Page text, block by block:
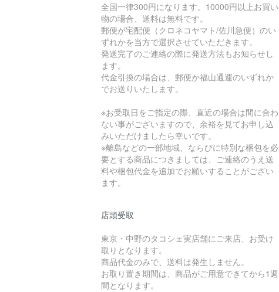
全国一律300円になります。10000円以上お買い
物の場合、送料は無料です。
郵便が宅配便（クロネコヤマト/佐川急便）のい
ずれかを当方で選択させていただきます。
発送完了のご連絡の際に発送方法もお知らせし
ます。
代金引換の場合は、郵便か福山通運のいずれか
でお送りいたします。
※お受取日をご指定の際、直近の場合は間に合わ
ない事がございますので、余裕を見てお申し込
みいただけましたら幸いです。
※離島などの一部地域、ならびに特別な梱包を必
要とする商品につきましては、ご連絡のうえ送
料や梱包代金を追加でお願いすることがござい
ます。
店頭受取
東京・中野のタコシェ実店舗にご来店、お受け
取りとなります。
商品代金のみで、送料は発生しません。
お取り置き期間は、商品がご用意できてから1週
間となります。